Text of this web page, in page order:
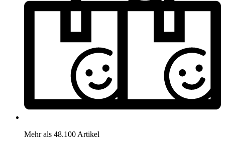
Mehr als 48.100 Artikel